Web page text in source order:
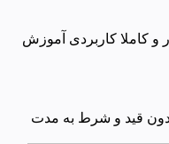
و کاملا کاربردی آموزش
قید و شرط به مدت